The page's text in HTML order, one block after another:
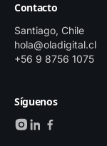
Contacto
Santiago, Chile
hola@oladigital.cl
+56 9 8756 1075
Síguenos